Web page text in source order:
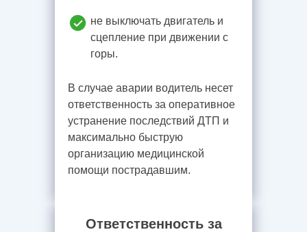
В случае аварии водитель несет
ответственность за оперативное
устранение последствий ДТП и
максимально быструю
организацию медицинской
помощи пострадавшим.
не выключать двигатель и
сцепление при движении с
горы.
Ответственность за